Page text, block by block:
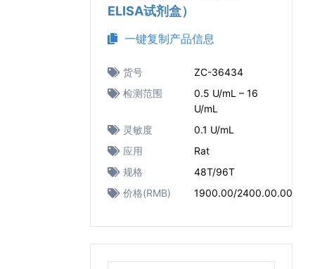
ELISA试剂盒）
一键复制产品信息
货号
ZC-36434
检测范围
0.5 U/mL – 16
U/mL
灵敏度
0.1 U/mL
应用
Rat
规格
48T/96T
价格(RMB)
1900.00/2400.00.00